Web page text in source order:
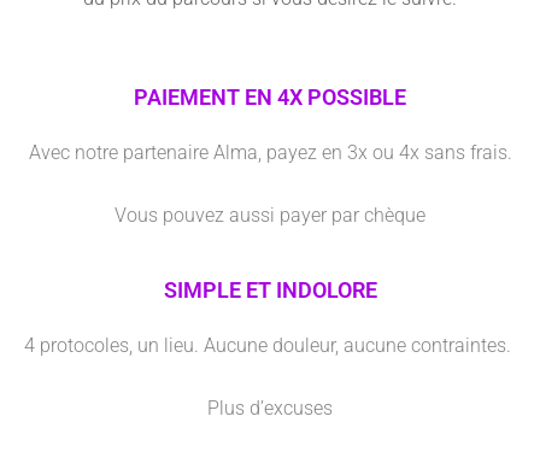
PAIEMENT EN 4X POSSIBLE
Avec notre partenaire Alma, payez en 3x ou 4x sans frais.
Vous pouvez aussi payer par chèque
SIMPLE ET INDOLORE
4 protocoles, un lieu. Aucune douleur, aucune contraintes.
Plus d’excuses